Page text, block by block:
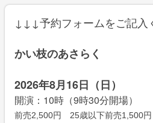
↓ ↓ ↓ 予約フォームをご記入
かい枝のあさらく
2026年8月16日（日）
開演：10時（9時30分開場）
前売2,500円 25歳以下前売1,500円